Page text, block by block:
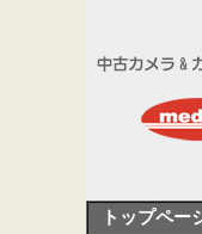
トップペー